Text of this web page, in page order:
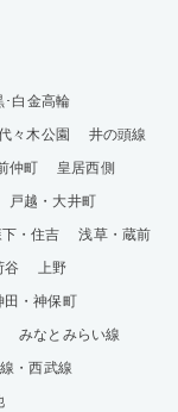
･白金高輪
々木公園
井の頭線
仲町
皇居西側
戸越・大井町
・住吉
浅草・蔵前
谷
上野
田・神保町
みなとみらい線
・西武線